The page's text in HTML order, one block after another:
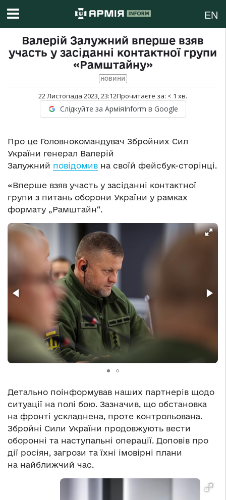
EN
Валерій Залужний вперше взяв
участь у засіданні контактної групи
«Рамштайну»
НОВИНИ
22 Листопада 2023, 23:12Прочитаєте за: < 1 хв.
Слідкуйте за АрміяInform в Google
Про це Головнокомандувач Збройних Сил
України генерал Валерій
Залужний повідомив на своїй фейсбук-сторінці.
«Вперше взяв участь у засіданні контактної
групи з питань оборони України у рамках
формату „Рамштайн“.
Детально поінформував наших партнерів щодо
ситуації на полі бою. Зазначив, що обстановка
на фронті ускладнена, проте контрольована.
Збройні Сили України продовжують вести
оборонні та наступальні операції. Доповів про
дії росіян, загрози та їхні імовірні плани
на найближчий час.